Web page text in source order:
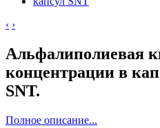
‹ ›
Альфалиполиевая
концентрации в
SNT.
Полное описание...